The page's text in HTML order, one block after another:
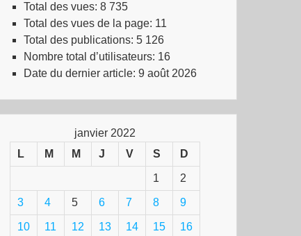
Total des vues: 8 735
Total des vues de la page: 11
Total des publications: 5 126
Nombre total d’utilisateurs: 16
Date du dernier article: 9 août 2026
janvier 2022
L
M M J V S D
1 2
3 4 5 6 7 8 9
10 11 12 13 14 15 16